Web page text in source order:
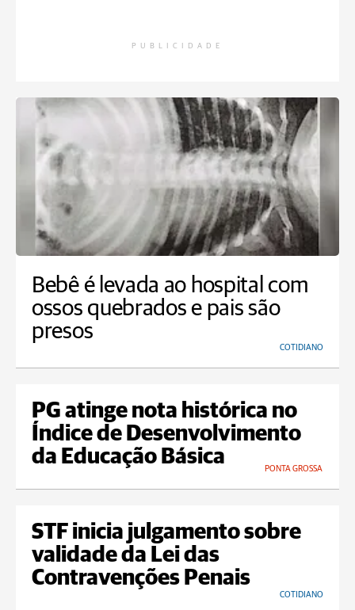
PUBLICIDADE
Bebê é levada ao hospital com
ossos quebrados e pais são
presos
COTIDIANO
PG atinge nota histórica no
Índice de Desenvolvimento
da Educação Básica
PONTA GROSSA
STF inicia julgamento sobre
validade da Lei das
Contravenções Penais
COTIDIANO